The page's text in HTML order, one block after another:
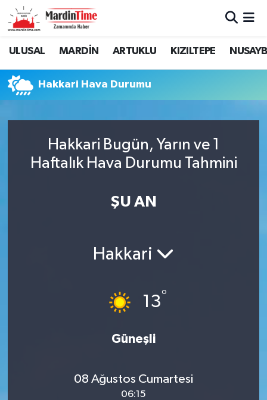
ULUSAL MARDİN ARTUKLU KIZILTEPE
Hakkari Hava Durumu
Hakkari Bugün, Yarın ve 1
Haftalık Hava Durumu Tahmini
ŞU AN
Hakkari
13°
Güneşli
08 Ağustos Cumartesi
06:15
Mardin Nöbetçi Eczaneler
Mardin Trafik Yoğunluk Haritası
Süper Lig Puan Durumu ve Fikstür